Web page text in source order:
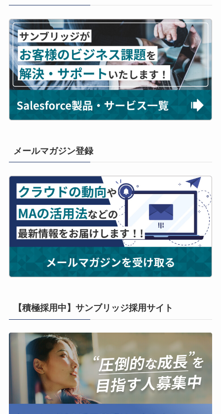
メールマガジン登録
【積極採用中】サンブリッジ採用サイト